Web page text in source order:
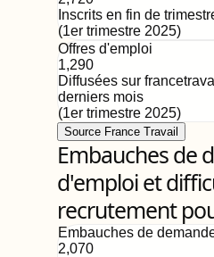
Inscrits en fin de
(1er trimestre 2025)
Offres d'emploi
1,290
Diffusées sur
derniers mois
(1er trimestre 2025)
Source France Travail
Embauches de
d'emploi et
recrutement
Embauches de
2,070